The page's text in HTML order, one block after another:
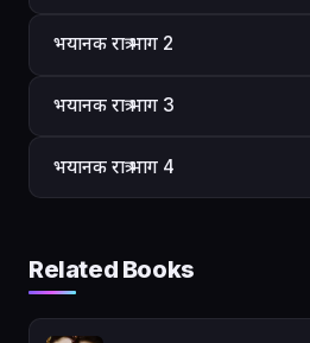
भयानक रात्र भाग 2
भयानक रात्र भाग 3
भयानक रात्र भाग 4
Related Books